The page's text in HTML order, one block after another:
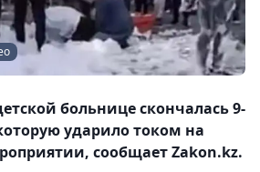
больнице скончалась 9-
ударило током на
сообщает Zakon.kz.